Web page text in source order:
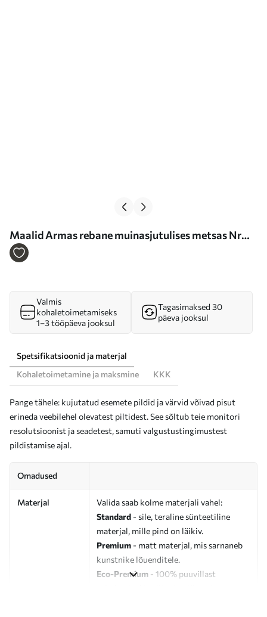
Maalid Armas rebane muinasjutulises metsas Nr
m01248
Valmis
kohaletoimetamiseks
1–3 tööpäeva jooksul
Tagasimaksed 30
päeva jooksul
Spetsifikatsioonid ja materjal
Kohaletoimetamine ja maksmine
KKK
Pange tähele: kujutatud esemete pildid ja värvid võivad pisut
erineda veebilehel olevatest piltidest. See sõltub teie monitori
resolutsioonist ja seadetest, samuti valgustustingimustest
pildistamise ajal.
Omadused
Materjal
Valida saab kolme materjali vahel:
Standard - sile, teraline sünteetiline
materjal, mille pind on läikiv.
Premium - matt materjal, mis sarnaneb
kunstnike lõuenditele.
Eco-Premium - 100% puuvillast